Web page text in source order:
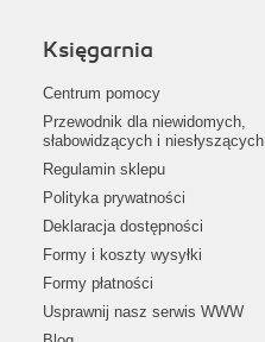
Księgarnia
Centrum pomocy
Przewodnik dla niewidomych,
słabowidzących i niesłyszących
Regulamin sklepu
Polityka prywatności
Deklaracja dostępności
Formy i koszty wysyłki
Formy płatności
Usprawnij nasz serwis WWW